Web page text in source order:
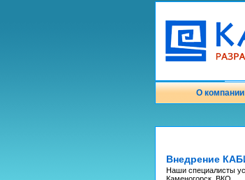
О компании
Внедрение
Наши специалисты